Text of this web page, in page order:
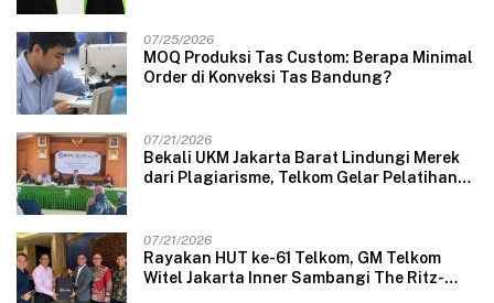
07/25/2026
MOQ Produksi Tas Custom: Berapa Minimal
Order di Konveksi Tas Bandung?
07/21/2026
Bekali UKM Jakarta Barat Lindungi Merek
dari Plagiarisme, Telkom Gelar Pelatihan
07/21/2026
Rayakan HUT ke-61 Telkom, GM Telkom
Witel Jakarta Inner Sambangi The Ritz-